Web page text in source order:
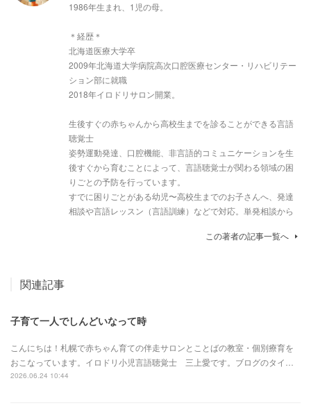
1986年生まれ、1児の母。
＊経歴＊
北海道医療大学卒
2009年北海道大学病院高次口腔医療センター・リハビリテー
ション部に就職
2018年イロドリサロン開業。
生後すぐの赤ちゃんから高校生までを診ることができる言語
聴覚士
姿勢運動発達、口腔機能、非言語的コミュニケーションを生
後すぐから育むことによって、言語聴覚士が関わる領域の困
りごとの予防を行っています。
すでに困りごとがある幼児〜高校生までのお子さんへ、発達
相談や言語レッスン（言語訓練）などで対応。単発相談から
この著者の記事一覧へ
関連記事
子育て一人でしんどいなって時
こんにちは！札幌で赤ちゃん育ての伴走サロンとことばの教室・個別療育を
おこなっています。イロドリ小児言語聴覚士 三上愛です。ブログのタイ…
2026.06.24 10:44